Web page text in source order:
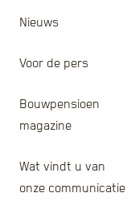
Nieuws
Voor de pers
Bouwpensioen
magazine
Wat vindt u van
onze communicatie